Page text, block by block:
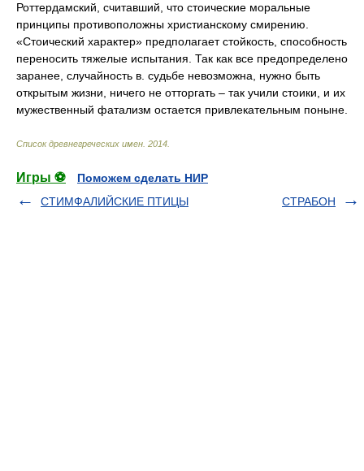
Роттердамский, считавший, что стоические моральные
принципы противоположны христианскому смирению.
«Стоический характер» предполагает стойкость, способность
переносить тяжелые испытания. Так как все предопределено
заранее, случайность в. судьбе невозможна, нужно быть
открытым жизни, ничего не отторгать – так учили стоики, и их
мужественный фатализм остается привлекательным поныне.
Список древнегреческих имен 2014
Игры ⚽
Поможем сделать НИР
СТИМФАЛИЙСКИЕ ПТИЦЫ
СТРАБОН